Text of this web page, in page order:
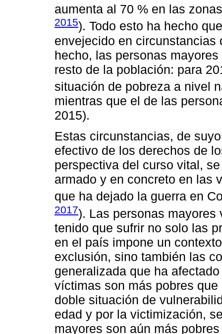
aumenta al 70 % en las
2015). Todo esto ha hecho
envejecido en circunstancias
hecho, las personas
resto de la población: para
situación de pobreza a nivel
mientras que el de las
2015).
Estas circunstancias, de
efectivo de los derechos de
perspectiva del curso vital,
armado y en concreto en las
que ha dejado la guerra en
2017). Las personas
tenido que sufrir no solo las
en el país impone un
exclusión, sino también las
generalizada que ha
víctimas son más pobres
doble situación de
edad y por la victimización,
mayores son aún más